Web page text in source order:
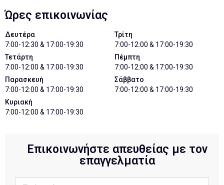
Ώρες επικοινωνίας
Δευτέρα
7:00-12:30 & 17:00-19:30
Τρίτη
7:00-12:00 & 17:00-19:30
Τετάρτη
7:00-12:00 & 17:00-19:30
Πέμπτη
7:00-12:00 & 17:00-19:30
Παρασκευή
7:00-12:00 & 17:00-19:30
Σάββατο
7:00-12:00 & 17:00-19:30
Κυριακή
7:00-12:00 & 17:00-19:30
Επικοινωνήστε απευθείας με τον
επαγγελματία